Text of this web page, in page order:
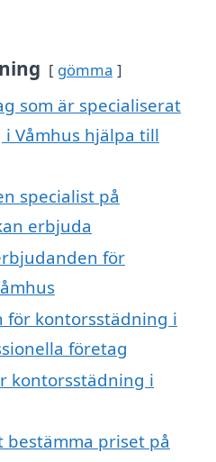
gömma
som är specialiserat
Våmhus hjälpa till
specialist på
erbjuda
för
för kontorsstädning i
företag
kontorsstädning i
priset på